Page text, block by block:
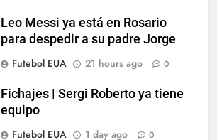
Leo Messi ya está en Rosario
para despedir a su padre Jorge
Futebol EUA
21 hours ago 0
Fichajes | Sergi Roberto ya tiene
equipo
Futebol EUA
1 day ago 0
la jornada
SPORTS